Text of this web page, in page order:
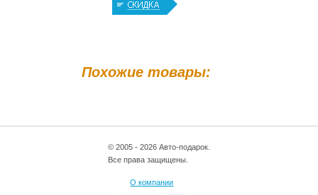
Похожие товары:
© 2005 - 2026 Авто-подарок.
Все права защищены.
О компании